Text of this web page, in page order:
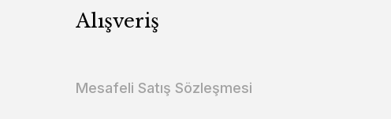
Alışveriş
Mesafeli Satış Sözleşmesi